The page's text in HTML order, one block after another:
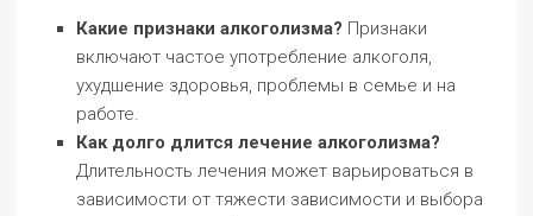
Какие признаки алкоголизма? Признаки
включают частое употребление алкоголя,
ухудшение здоровья, проблемы в семье и на
работе.
Как долго длится лечение алкоголизма?
Длительность лечения может варьироваться в
зависимости от тяжести зависимости и выбора